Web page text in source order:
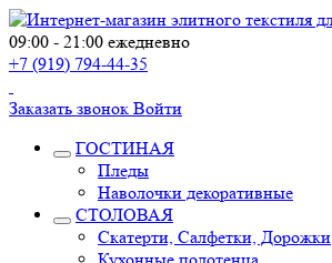
09:00 - 21:00 ежедневно
+7 (919) 794-44-35
Заказать звонок Войти
ГОСТИНАЯ
Пледы
Наволочки декоративные
СТОЛОВАЯ
Скатерти, Салфетки, Дорожки